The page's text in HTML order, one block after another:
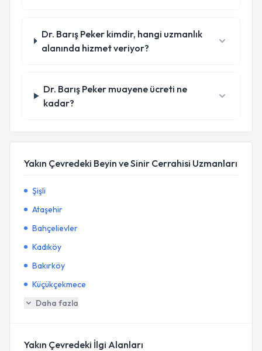
Dr. Barış Peker kimdir, hangi uzmanlık
alanında hizmet veriyor?
Dr. Barış Peker muayene ücreti ne
kadar?
Yakın Çevredeki Beyin ve Sinir Cerrahisi Uzmanları
Şişli
Ataşehir
Bahçelievler
Kadıköy
Bakırköy
Küçükçekmece
Daha fazla
Yakın Çevredeki İlgi Alanları